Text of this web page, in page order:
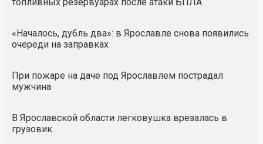
«Началось, дубль два»: в Ярославле снова появились
очереди на заправках
При пожаре на даче под Ярославлем пострадал
мужчина
В Ярославской области легковушка врезалась в
грузовик